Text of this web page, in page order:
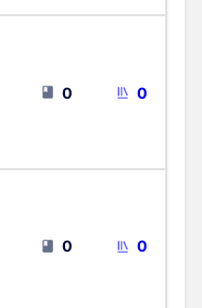
0 0
0 0